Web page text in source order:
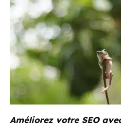
Améliorez votre SEO